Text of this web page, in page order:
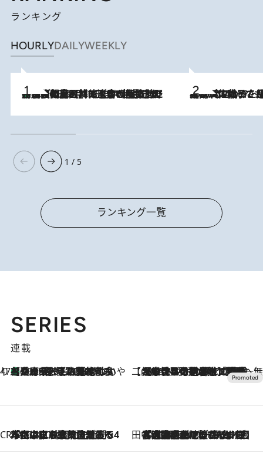
ランキング
HOURLYDAILYWEEKLY
2026.8.8
「最後に見られてよかった」上野動物園の東園パンダ舎が解体前に特別公開。8月16日まで延長されたパネル展と共に辿る“半世紀”のパンダ飼育《解体工事の図面あり》 2026.8.5
【阿川佐和子さんの年とる力】なぜ70代で始めた趣味は“こんなに楽しい”のか？ ピアノ、俳句…スランプに陥っても続けられる“ある秘訣”とは
1 / 5
ランキング一覧
SERIES
連載
47都道府県の手みやげ ひんやりスイーツで夏を満喫
2026.8.8
【兵庫県】この夏絶対食べたい 冷やしておいしいおやつ3選 淡路島の恵みをジェラートに集約 【CREA×星野リゾート】唯一無二。癒しと発見が待つ場所へ
2026.8.7
【トンボの足水浴】ヒノキの香りに包まれて涼感マックス！約13℃の湧水かけ流しを避暑地「星野温泉 トンボの湯」で体験
CREA'S CHOICE
2026.8.7
「立川にも歌舞伎があるんだよ」 片岡仁左衛門・市川中車ら豪華座組みで4年目の立川立飛歌舞伎へ 田中稲の勝手に再ブーム
2026.8.7
「湘南乃風に憧れて」観客大盛上がりの“タオル回し”に、ラッパー顔負けの高速歌唱まで…さだまさし（74）のアグレッシブすぎる現在地